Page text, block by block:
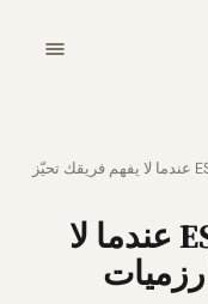
كيف تتعامل مع ESRS S4 عندما لا يفهم فريقك تحيّز
كيف تتعامل مع ESRS S4 عندما لا